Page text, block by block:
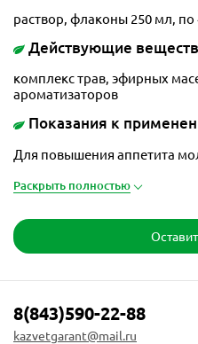
раствор, флаконы 250 мл,
Действующие
комплекс трав, эфирных
ароматизаторов
Показания к
Для повышения аппетита
Раскрыть полностью
8(843)590-22-88
kazvetgarant@mail.ru